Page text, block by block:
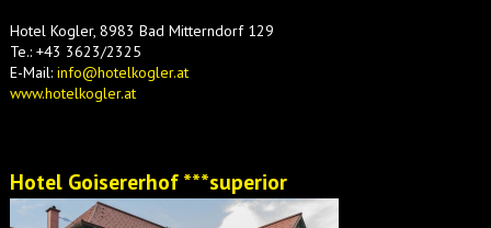
Hotel Kogler, 8983 Bad Mitterndorf 129
Te.: +43 3623/2325
E-Mail: info@hotelkogler.at
www.hotelkogler.at
Hotel Goisererhof ***superior